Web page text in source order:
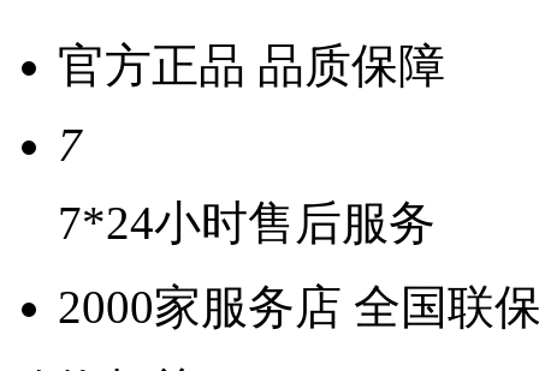
官方正品 品质保障
7
7*24小时售后服务
2000家服务店 全国联